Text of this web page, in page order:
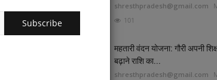
Subscribe
shresthpradesh@gmail.com
101
महतारी वंदन योजना: गौरी अपनी
बढ़ाने राशि का...
shresthpradesh@gmail.com